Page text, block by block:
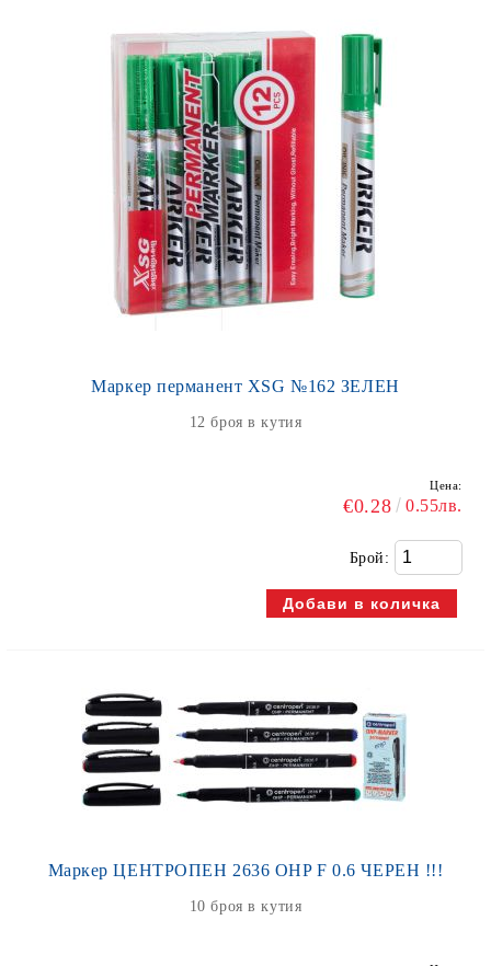
Маркер перманент XSG №162 ЗЕЛЕН
12 броя в кутия
Цена:
€0.28 0.55лв.
Брой:
Маркер ЦЕНТРОПЕН 2636 OHP F 0.6 ЧЕРЕН !!!
10 броя в кутия